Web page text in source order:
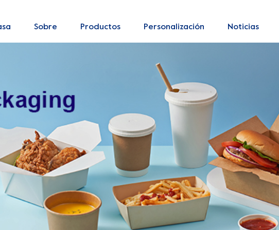
Sobre Productos Personalización Noticias